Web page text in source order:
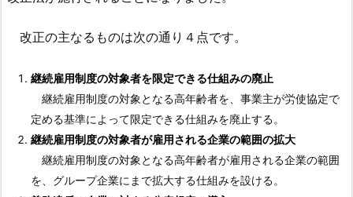
改正の主なるものは次の通り４点です。
継続雇用制度の対象者を限定できる仕組みの廃止
継続雇用制度の対象となる高年齢者を、事業主が労使協定で
定める基準によって限定できる仕組みを廃止する。
継続雇用制度の対象者が雇用される企業の範囲の拡大
継続雇用制度の対象となる高年齢者が雇用される企業の範囲
を、グループ企業にまで拡大する仕組みを設ける。